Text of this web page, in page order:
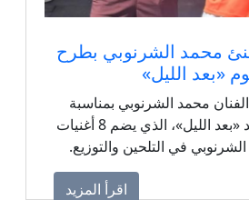
محمد الشرنوبي بطرح
«بعد الليل»
محمد الشرنوبي بمناسبة
طرح ألبومه الجديد «بعد الليل»، الذي يضم 8 أغنيات
في التلحين والتوزيع.
اقرأ المزيد